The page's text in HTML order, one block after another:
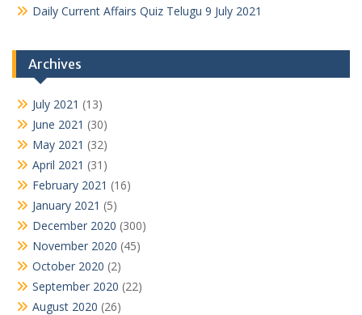
Daily Current Affairs Quiz Telugu 9 July 2021
Archives
July 2021 (13)
June 2021 (30)
May 2021 (32)
April 2021 (31)
February 2021 (16)
January 2021 (5)
December 2020 (300)
November 2020 (45)
October 2020 (2)
September 2020 (22)
August 2020 (26)